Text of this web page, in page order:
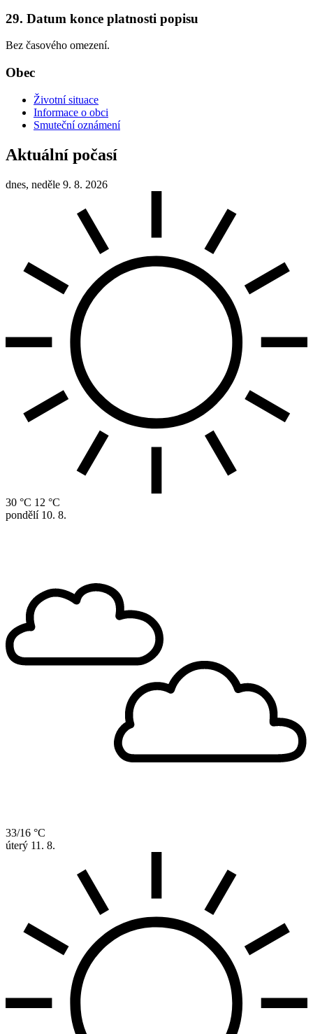
29. Datum konce platnosti popisu
Bez časového omezení.
Obec
Životní situace
Informace o obci
Smuteční oznámení
Aktuální počasí
dnes, neděle 9. 8. 2026
30 °C 12 °C
pondělí 10. 8.
33/16 °C
úterý 11. 8.